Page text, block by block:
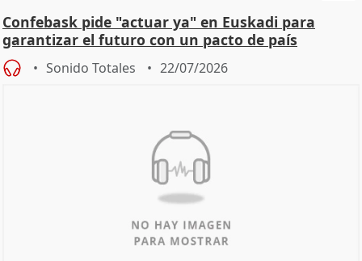
Confebask pide "actuar ya" en Euskadi para
garantizar el futuro con un pacto de país
Sonido Totales 22/07/2026